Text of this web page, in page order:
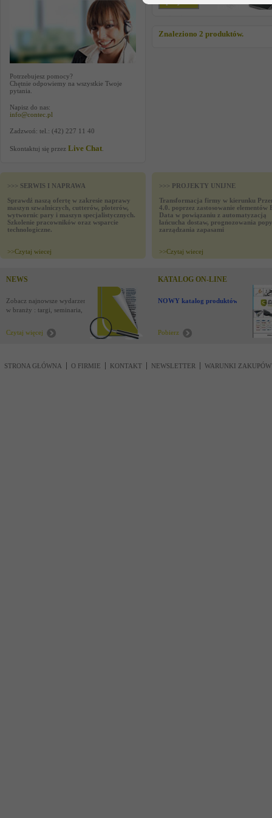
Potrzebujesz pomocy?
Chętnie odpowiemy na wszystkie Twoje
pytania.
Napisz do nas:
info@contec.pl
Zadzwoń: tel.: (42) 227 11 40
Skontaktuj się przez Live Chat
Znaleziono 2 produktów.
>>> SERWIS I NAPRAWA
Sprawdź naszą ofertę w zakresie naprawy
maszyn szwalniczych, cutterów, ploterów,
wytwornic pary i maszyn specjalistycznych.
Szkolenie pracowników oraz wsparcie
technologiczne.
>>Czytaj wiecej
>>> PROJEKTY UNIJNE
Transformacja firmy w kierunku
4.0. poprzez zastosowanie elementów
Data w powiązaniu z automatyzacją
łańcucha dostaw, prognozowania
zarządzania zapasami
>>Czytaj wiecej
NEWS
Zobacz najnowsze wydarzenia
w branży : targi, seminaria,
Czytaj więcej
KATALOG ON-LINE
NOWY katalog produktów !
Pobierz
STRONA GŁÓWNA O FIRMIE KONTAKT NEWSLETTER WARUNKI ZAKUPÓW